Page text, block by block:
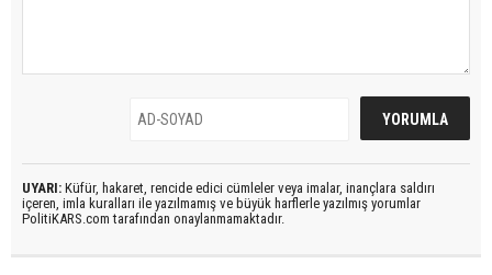
UYARI: Küfür, hakaret, rencide edici cümleler veya imalar, inançlara saldırı
içeren, imla kuralları ile yazılmamış ve büyük harflerle yazılmış yorumlar
PolitiKARS.com tarafından onaylanmamaktadır.